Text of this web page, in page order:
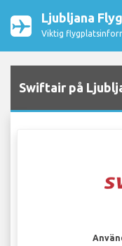
Ljubljana
Viktig
Swiftair på